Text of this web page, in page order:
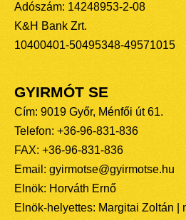
Adószám: 14248953-2-08
K&H Bank Zrt.
10400401-50495348-49571015
GYIRMÓT SE
Cím: 9019 Győr, Ménfői út 61.
Telefon: +36-96-831-836
FAX: +36-96-831-836
Email: gyirmotse@gyirmotse.hu
Elnök: Horváth Ernő
Elnök-helyettes: Margitai Zoltán |